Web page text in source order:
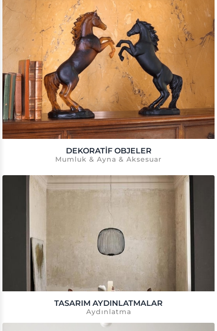
Mumluk & Ayna & Aksesuar
DEKORATIF OBJELER
Aydınlatma
TASARIM AYDINLATMALAR